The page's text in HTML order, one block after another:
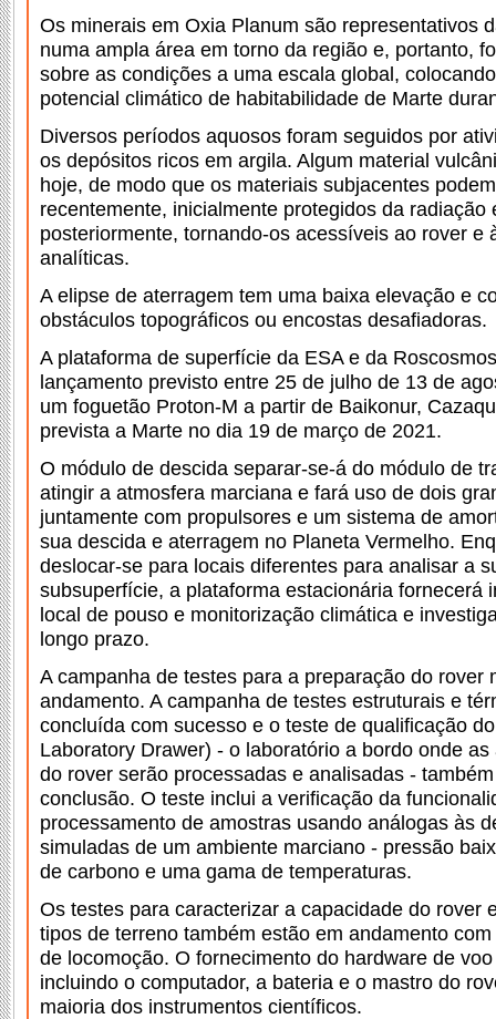
Os minerais em Oxia Planum são representativos
numa ampla área em torno da região e, portanto,
sobre as condições a uma escala global,
potencial climático de habitabilidade de Marte
Diversos períodos aquosos foram seguidos por
os depósitos ricos em argila. Algum material
hoje, de modo que os materiais subjacentes
recentemente, inicialmente protegidos da radiação
posteriormente, tornando-os acessíveis ao rover e
analíticas.
A elipse de aterragem tem uma baixa elevação e
obstáculos topográficos ou encostas desafiadoras.
A plataforma de superfície da ESA e da
lançamento previsto entre 25 de julho de 13 de
um foguetão Proton-M a partir de Baikonur,
prevista a Marte no dia 19 de março de 2021.
O módulo de descida separar-se-á do módulo de
atingir a atmosfera marciana e fará uso de dois
juntamente com propulsores e um sistema de
sua descida e aterragem no Planeta Vermelho.
deslocar-se para locais diferentes para analisar a
subsuperfície, a plataforma estacionária fornecerá
local de pouso e monitorização climática e
longo prazo.
A campanha de testes para a preparação do rover
andamento. A campanha de testes estruturais e
concluída com sucesso e o teste de qualificação
Laboratory Drawer) - o laboratório a bordo onde
do rover serão processadas e analisadas -
conclusão. O teste inclui a verificação da
processamento de amostras usando análogas às
simuladas de um ambiente marciano - pressão
de carbono e uma gama de temperaturas.
Os testes para caracterizar a capacidade do rover
tipos de terreno também estão em andamento
de locomoção. O fornecimento do hardware de
incluindo o computador, a bateria e o mastro do
maioria dos instrumentos científicos.